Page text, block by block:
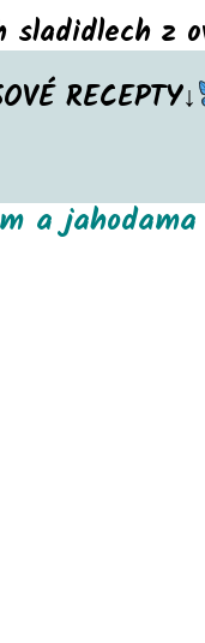
z
RECEPTY↓
a jahodama